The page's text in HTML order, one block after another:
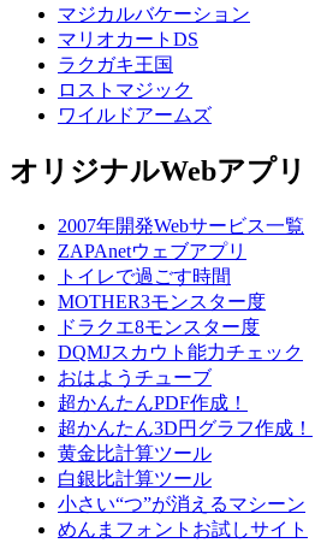
マジカルバケーション
マリオカートDS
ラクガキ王国
ロストマジック
ワイルドアームズ
オリジナルWebアプリ
2007年開発Webサービス一覧
ZAPAnetウェブアプリ
トイレで過ごす時間
MOTHER3モンスター度
ドラクエ8モンスター度
DQMJスカウト能力チェック
おはようチューブ
超かんたんPDF作成！
超かんたん3D円グラフ作成！
黄金比計算ツール
白銀比計算ツール
小さい“つ”が消えるマシーン
めんまフォントお試しサイト